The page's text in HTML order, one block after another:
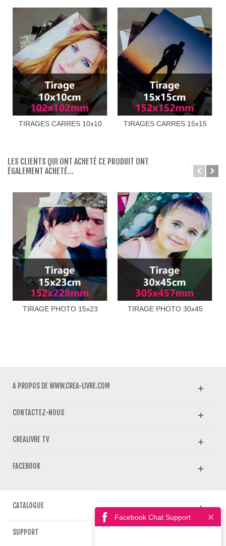
TIRAGES CARRES 10x10 TIRAGES CARRES 15x15
LES CLIENTS QUI ONT ACHETÉ CE PRODUIT ONT
ÉGALEMENT ACHETÉ...
TIRAGE PHOTO 15x23 TIRAGE PHOTO 30x45
A PROPOS DE WWW.CREA-LIVRE.COM
CONTACTEZ-NOUS
CREALIVRE TV
FACEBOOK
CATALOGUE
SUPPORT
Facebook Chat Support